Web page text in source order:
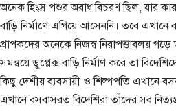
অনেক হিংস্র পশুর অবাধ বিচরণ ছিল, যার
বাড়ি নির্মাণে এগিয়ে আসেননি। তবে
প্রাপকদের অনেকে নিজস্ব নিরাপত্তাবলয়
সমন্বয়ে ডুপ্লেক্স বাড়ি নির্মাণ করে তা
কিছু দেশীয় ব্যবসায়ী ও শিল্পপতি এখানে
এখানে বসবাসরত বিদেশিরা তাঁদের সব